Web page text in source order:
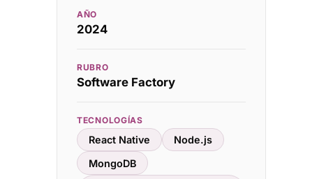
AÑO
2024
RUBRO
Software Factory
TECNOLOGÍAS
React Native
Node.js
MongoDB